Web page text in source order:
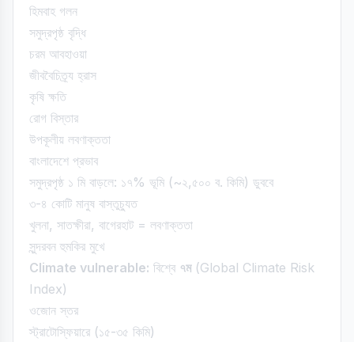
হিমবাহ গলন
সমুদ্রপৃষ্ঠ বৃদ্ধি
চরম আবহাওয়া
জীববৈচিত্র্য হ্রাস
কৃষি ক্ষতি
রোগ বিস্তার
উপকূলীয় লবণাক্ততা
বাংলাদেশে প্রভাব
সমুদ্রপৃষ্ঠ ১ মি বাড়লে: ১৭% ভূমি (~২,৫০০ ব. কিমি) ডুববে
৩-৪ কোটি মানুষ বাস্তুচ্যুত
খুলনা, সাতক্ষীরা, বাগেরহাট = লবণাক্ততা
সুন্দরবন হুমকির মুখে
Climate vulnerable: বিশ্বে ৭ম(Global Climate Risk
Index)
ওজোন স্তর
স্ট্রাটোস্ফিয়ারে (১৫-৩৫ কিমি)